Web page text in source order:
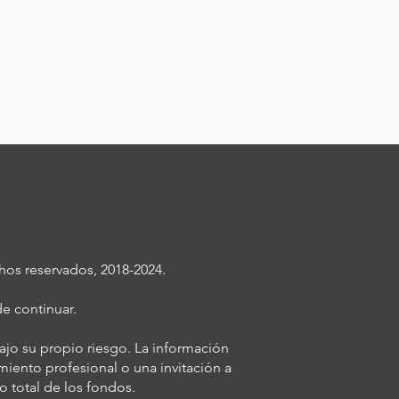
reservados, 2018-2024.
continuar.
su propio riesgo. La información
profesional o una invitación a
total de los fondos.